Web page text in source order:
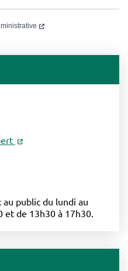
public du lundi au
et de 13h30 à 17h30.